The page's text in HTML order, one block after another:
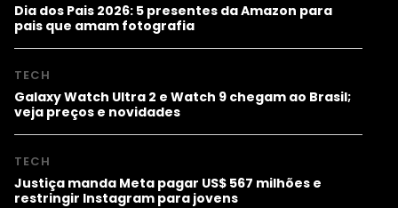
Dia dos Pais 2026: 5 presentes da Amazon para
pais que amam fotografia
TECH
Galaxy Watch Ultra 2 e Watch 9 chegam ao Brasil;
veja preços e novidades
TECH
Justiça manda Meta pagar US$ 567 milhões e
restringir Instagram para jovens